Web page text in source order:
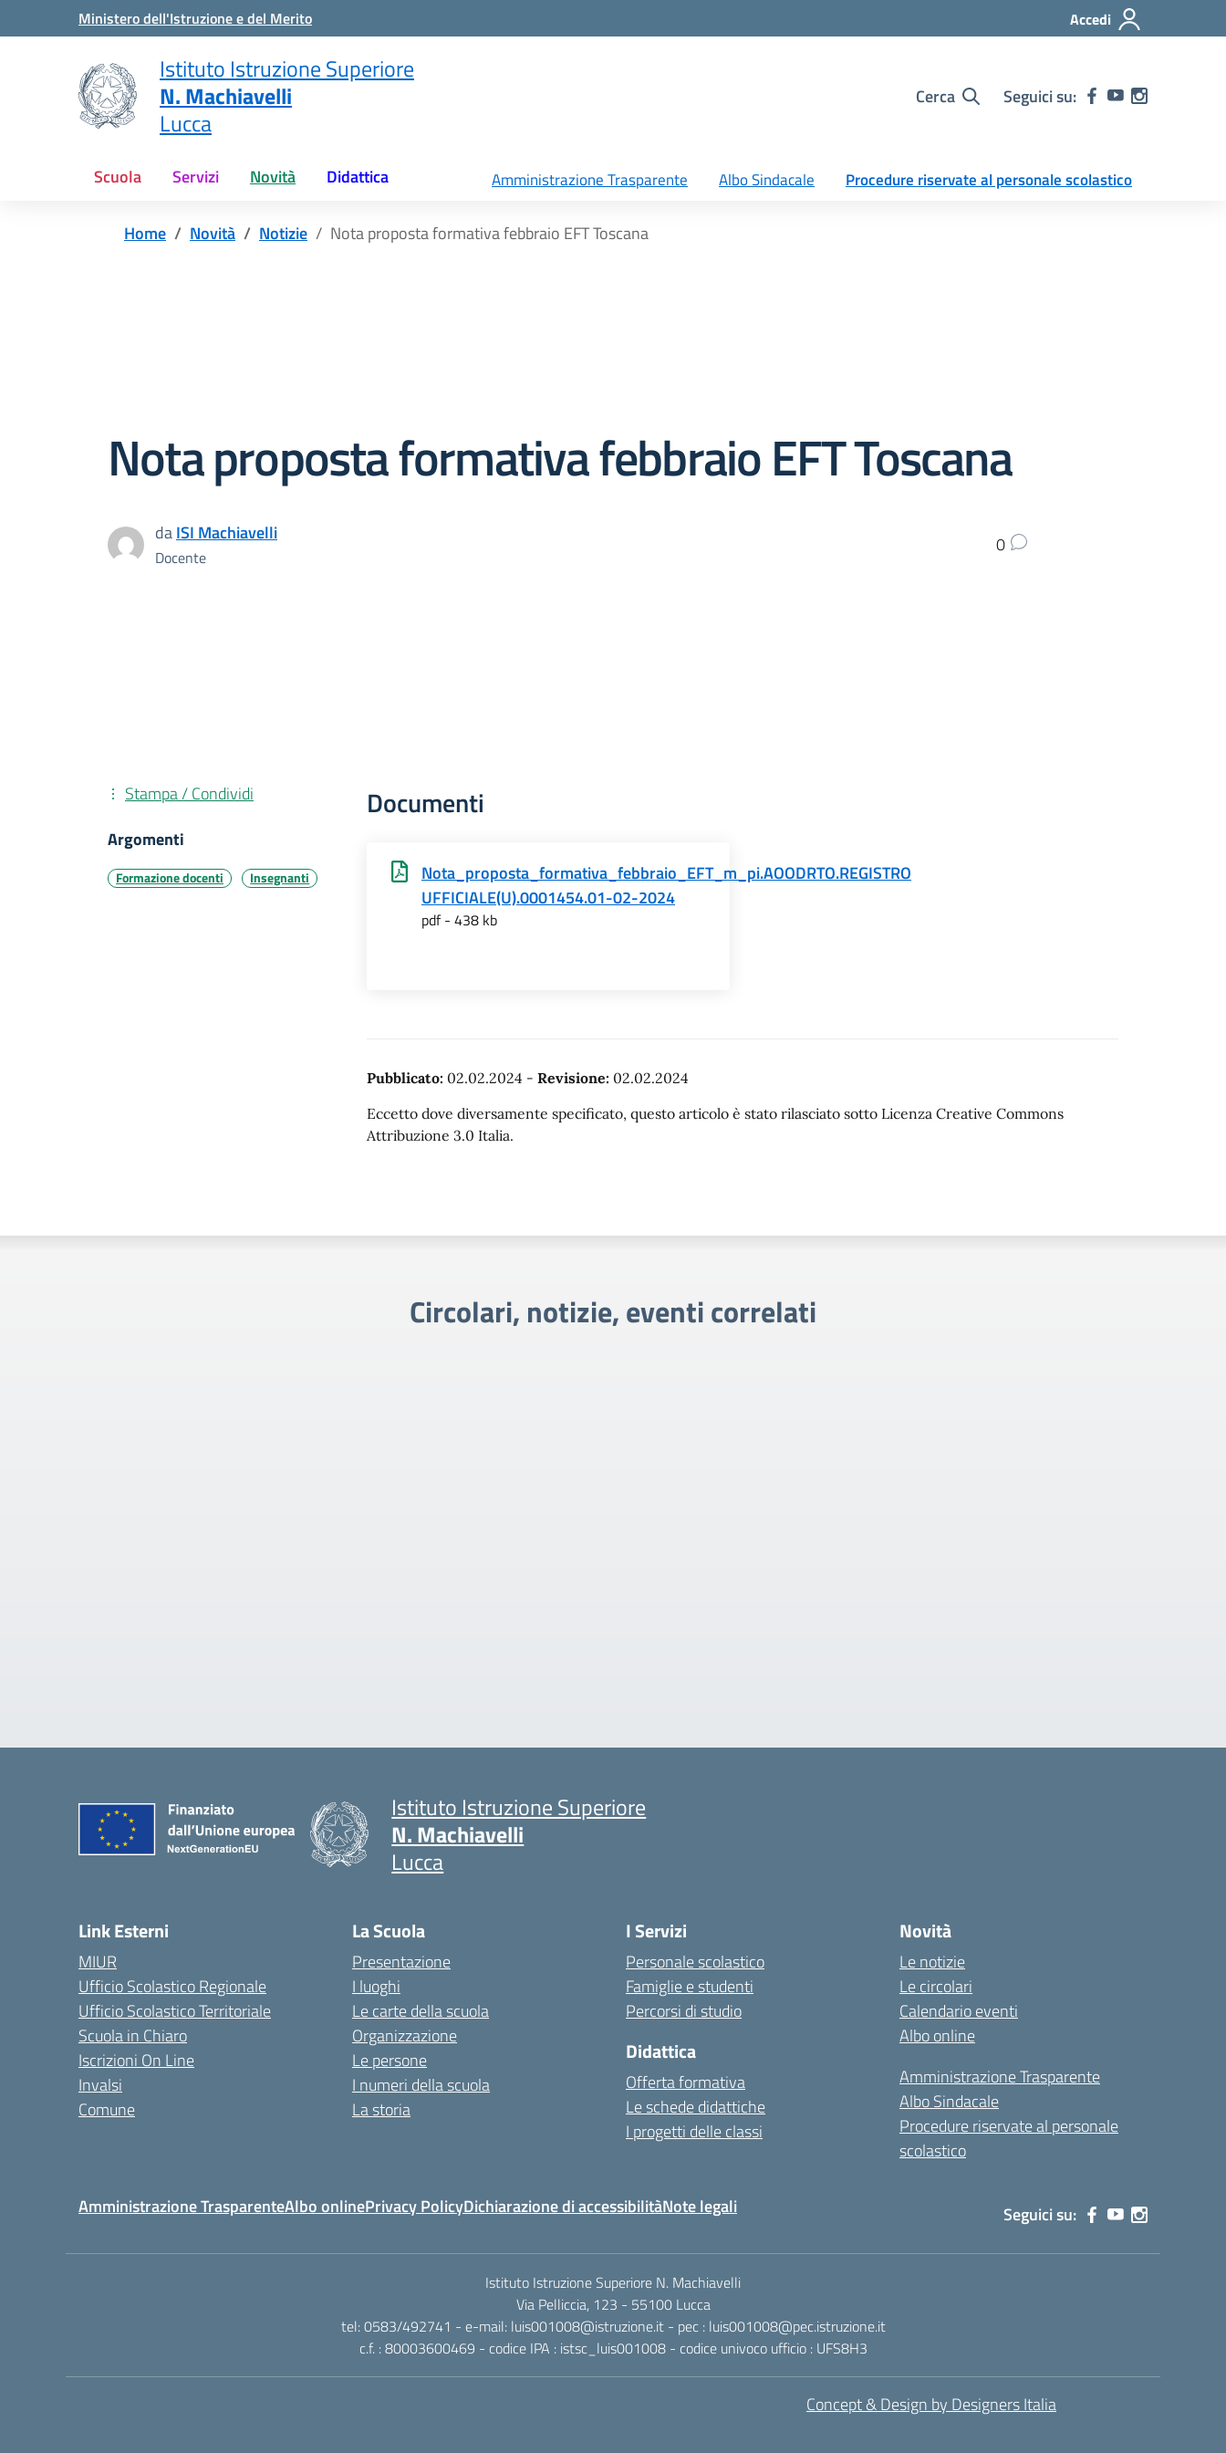
Vai ai contenuti
Vai al menu di navigazione
Ministero dell'Istruzione e del Merito Accedi
Istituto Istruzione Superiore
N. Machiavelli
Lucca
Cerca Seguici su:
Scuola Servizi Novità Didattica Amministrazione Trasparente Albo Sindacale Procedure riservate al personale scolastico
Home Novità Notizie Nota proposta formativa febbraio EFT Toscana
Nota proposta formativa febbraio EFT Toscana
daISI Machiavelli
Docente
0
Documenti
Nota_proposta_formativa_febbraio_EFT_m_pi.AOODRTO.REGISTRO
UFFICIALE(U).0001454.01-02-2024
pdf - 438 kb
Pubblicato: 02.02.2024 - Revisione: 02.02.2024
Eccetto dove diversamente specificato, questo articolo è stato rilasciato sotto Licenza Creative Commons
Attribuzione 3.0 Italia.
Stampa / Condividi
Argomenti
Formazione docenti Insegnanti
Circolari, notizie, eventi correlati
Istituto Istruzione Superiore
N. Machiavelli
Lucca
Link Esterni
MIUR
Ufficio Scolastico Regionale
Ufficio Scolastico Territoriale
Scuola in Chiaro
Iscrizioni On Line
Invalsi
Comune
La Scuola
Presentazione
I luoghi
Le carte della scuola
Organizzazione
Le persone
I numeri della scuola
La storia
I Servizi
Personale scolastico
Famiglie e studenti
Percorsi di studio
Didattica
Offerta formativa
Le schede didattiche
I progetti delle classi
Novità
Le notizie
Le circolari
Calendario eventi
Albo online
Amministrazione Trasparente
Albo Sindacale
Procedure riservate al personale
scolastico
Amministrazione TrasparenteAlbo onlinePrivacy PolicyDichiarazione di accessibilitàNote legali Seguici su:
Istituto Istruzione Superiore N. Machiavelli
Via Pelliccia, 123 - 55100 Lucca
tel: 0583/492741 - e-mail: luis001008@istruzione.it - pec : luis001008@pec.istruzione.it
c.f. : 80003600469 - codice IPA : istsc_luis001008 - codice univoco ufficio : UFS8H3
Concept & Design by Designers Italia